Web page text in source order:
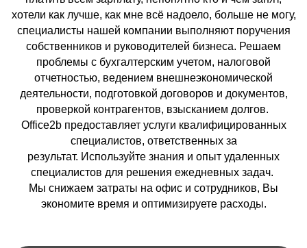
хотели как лучше, как мне всё надоело, больше не могу,
специалисты нашей компании выполняют поручения
собственников и руководителей бизнеса. Решаем
проблемы с бухгалтерским учетом, налоговой
отчетностью, ведением внешнеэкономической
деятельности, подготовкой договоров и документов,
проверкой контрагентов, взысканием долгов.
Office2b предоставляет услуги квалифицированных
специалистов, ответственных за
результат. Используйте знания и опыт удаленных
специалистов для решения ежедневных задач.
Мы снижаем затраты на офис и сотрудников, Вы
экономите время и оптимизируете расходы.